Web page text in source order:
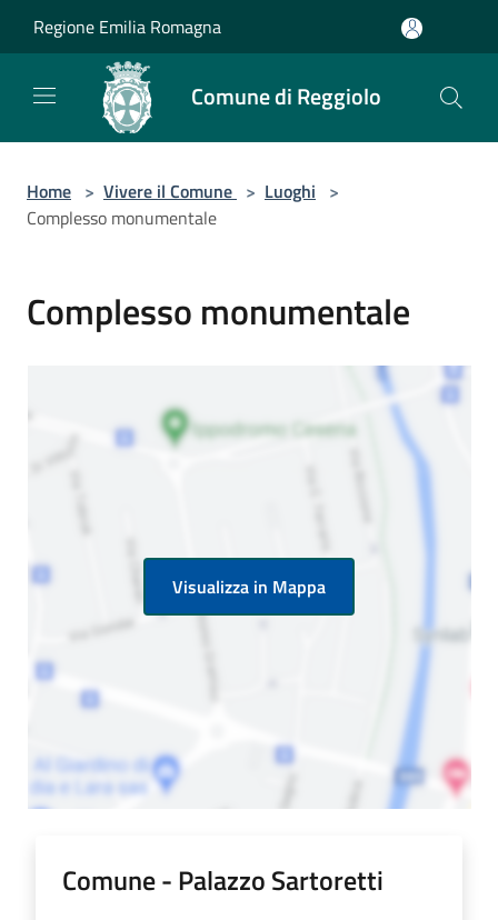
Regione Emilia Romagna
Comune di Reggiolo
Home > Vivere il Comune > Luoghi >
Complesso monumentale
Complesso monumentale
Visualizza in Mappa
Comune - Palazzo Sartoretti